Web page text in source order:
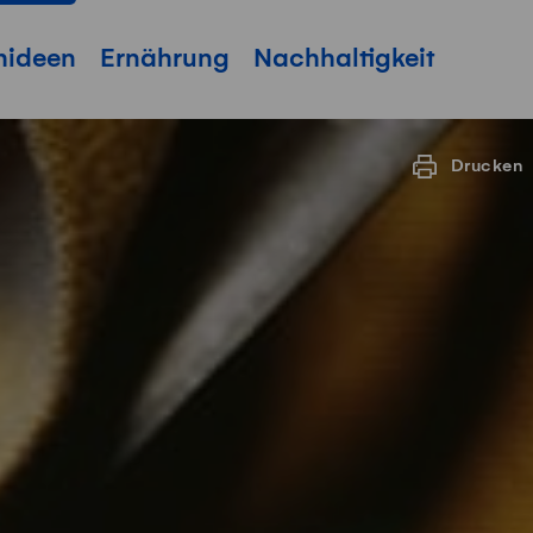
Ernährung Nachhaltigkeit
Drucken